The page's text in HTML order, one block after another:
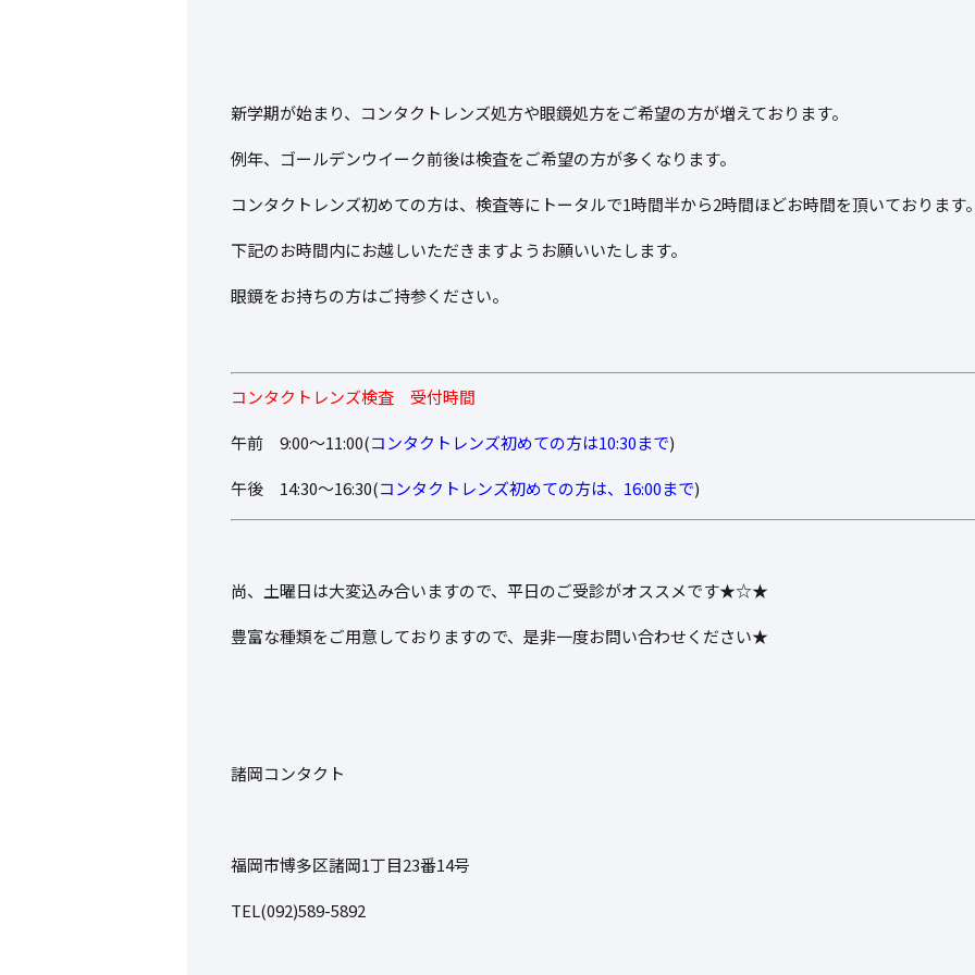
新学期が始まり、コンタクトレンズ処方や眼鏡処方をご希望の方が増えております。
例年、ゴールデンウイーク前後は検査をご希望の方が多くなります。
コンタクトレンズ初めての方は、検査等にトータルで1時間半から2時間ほどお時間を頂いております
下記のお時間内にお越しいただきますようお願いいたします。
眼鏡をお持ちの方はご持参ください。
コンタクトレンズ検査 受付時間
午前 9:00～11:00(コンタクトレンズ初めての方は10:30まで)
午後 14:30～16:30(コンタクトレンズ初めての方は、16:00まで)
尚、土曜日は大変込み合いますので、平日のご受診がオススメです★☆★
豊富な種類をご用意しておりますので、是非一度お問い合わせください★
諸岡コンタクト
福岡市博多区諸岡1丁目23番14号
TEL(092)589-5892